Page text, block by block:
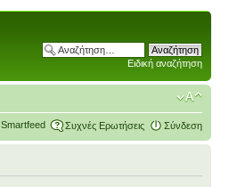
Ειδική αναζήτηση
Smartfeed Συχνές Ερωτήσεις Σύνδεση